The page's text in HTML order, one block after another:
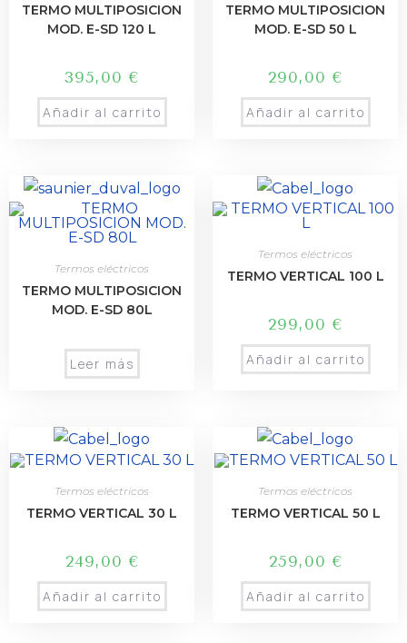
TERMO MULTIPOSICION
MOD. E-SD 120 L
395,00 €
Añadir al carrito
TERMO MULTIPOSICION
MOD. E-SD 50 L
290,00 €
Añadir al carrito
Termos eléctricos
TERMO MULTIPOSICION
MOD. E-SD 80L
Leer más
Termos eléctricos
TERMO VERTICAL 100 L
299,00 €
Añadir al carrito
Termos eléctricos
TERMO VERTICAL 30 L
249,00 €
Añadir al carrito
Termos eléctricos
TERMO VERTICAL 50 L
259,00 €
Añadir al carrito